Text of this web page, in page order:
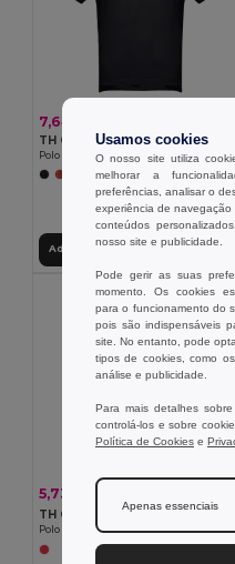
7,64 €
TH Clothes 11167
Polo para
Adicionar ao Carrinho
5,73 €
TH Clothes 11168
Polo para homem
Usamos cookies
O nosso site utiliza
melhorar a
preferências, analisar o
experiência de
conteúdos
nosso site e publicidade.
Pode gerir as suas
momento. Os cookies
para o funcionamento do
pois são indispensáveis
site. No entanto, pode
tipos de cookies, como
análise e publicidade.
Para mais detalhes
controlá-los e sobre
Política de Cookies e
Apenas essenciais